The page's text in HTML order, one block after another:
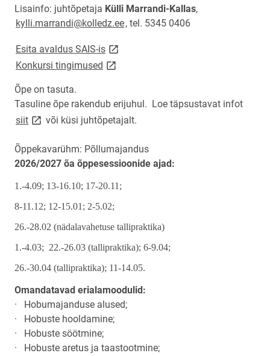
Lisainfo: juhtõpetaja Külli Marrandi-Kallas,
kylli.marrandi@kolledz.ee, tel. 5345 0406
Esita avaldus SAIS-islink opens on new page
Konkursi tingimused link opens on new page
Õpe on tasuta.
Tasuline õpe rakendub erijuhul. Loe täpsustavat infot
siitlink opens on new page
või küsi juhtõpetajalt.
Õppekavarühm: Põllumajandus
2026/2027 õa õppesessioonide ajad:
1.-4.09; 13-16.10; 17-20.11;
8-11.12; 12-15.01; 2-5.02;
26.-28.02 (nädalavahetuse tallipraktika)
1.-4.03; 22.-26.03 (tallipraktika); 6-9.04;
26.-30.04 (tallipraktika); 11-14.05.
Omandatavad erialamoodulid:
· Hobumajanduse alused;
· Hobuste hooldamine;
· Hobuste söötmine;
· Hobuste aretus ja taastootmine;